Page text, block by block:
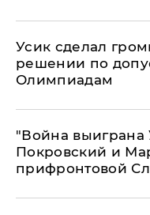
Усик сделал
решении по
Олимпиадам
"Война выиграна
Покровский и
прифронтовой